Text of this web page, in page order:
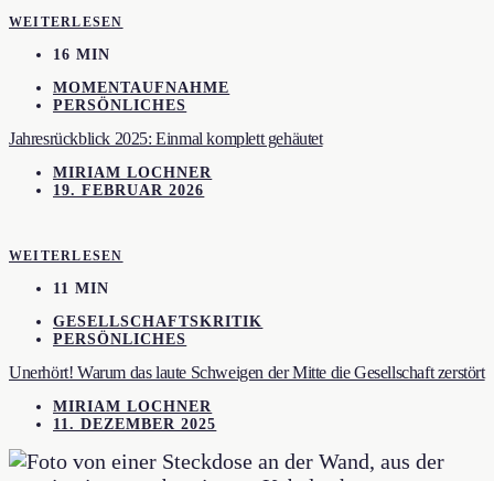
WEITERLESEN
16 MIN
MOMENTAUFNAHME
PERSÖNLICHES
Jahresrückblick 2025: Einmal komplett gehäutet
MIRIAM LOCHNER
19. FEBRUAR 2026
WEITERLESEN
11 MIN
GESELLSCHAFTSKRITIK
PERSÖNLICHES
Unerhört! Warum das laute Schweigen der Mitte die Gesellschaft zerstört
MIRIAM LOCHNER
11. DEZEMBER 2025